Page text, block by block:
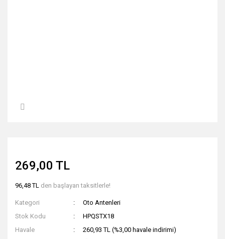
269,00 TL
96,48 TL den başlayan taksitlerle!
Kategori
Oto Antenleri
Stok Kodu
HPQSTX18
Havale
260,93 TL (%3,00 havale indirimi)